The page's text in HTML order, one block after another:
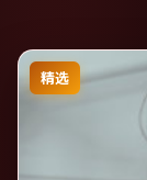
精选